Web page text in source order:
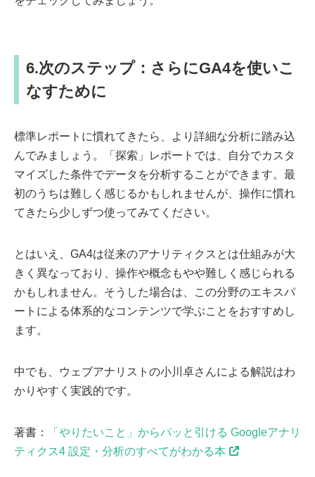
6.次のステップ：さらにGA4を使いこ
なすために
標準レポートに慣れてきたら、より詳細な分析に踏み込
んでみましょう。「探索」レポートでは、自分でカスタ
マイズした条件でデータを分析することができます。最
初のうちは難しく感じるかもしれませんが、操作に慣れ
てきたら少しずつ使ってみてください。
とはいえ、GA4は従来のアナリティクスとは仕組みが大
きく異なっており、操作や概念もやや難しく感じられる
かもしれません。そうした場合は、この分野のエキスパ
ートによる体系的なコンテンツで学ぶことをおすすめし
ます。
中でも、ウェブアナリストの小川卓さんによる解説はわ
かりやすく実践的です。
著書：
「やりたいこと」からパッと引ける Googleアナリ
ティクス4 設定・分析のすべてがわかる本